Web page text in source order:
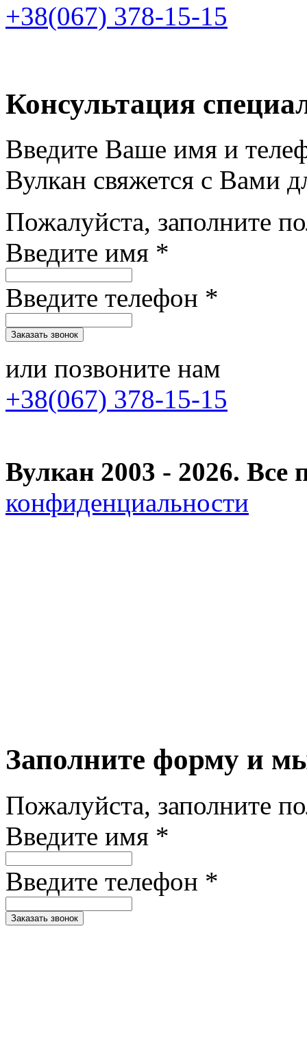
+38(067) 378-15-15
Консультация
Введите Ваше имя и
Вулкан свяжется с Вами
Пожалуйста, заполните
Введите имя *
Введите телефон *
или позвоните нам
+38(067) 378-15-15
Вулкан 2003 - 2026.
конфиденциальности
Заполните форму и
Пожалуйста, заполните
Введите имя *
Введите телефон *